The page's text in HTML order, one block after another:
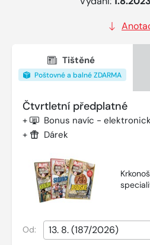
Tištěné
Poštovné a balné ZDARMA
Čtvrtletní předplatné
+ Bonus navíc -
+ Dárek
Od: